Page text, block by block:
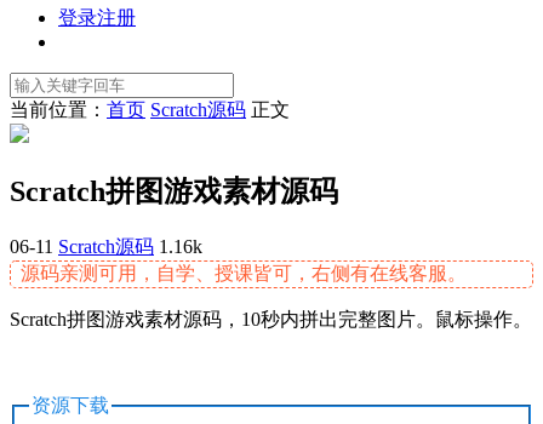
登录注册
当前位置： 首页 Scratch源码 正文
Scratch拼图游戏素材源码
06-11 Scratch源码 1.16k
源码亲测可用，自学、授课皆可，右侧有在线客服。
Scratch拼图游戏素材源码，10秒内拼出完整图片。鼠标操作。
资源下载